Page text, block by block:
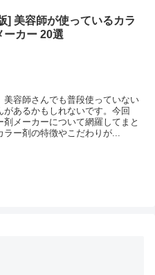
] 美容師が使っているカラ
ーカー 20選
容師さんでも普段使っていない
あるかもしれないです。今回
メーカーについて網羅してまと
ラー剤の特徴やこだわりが...